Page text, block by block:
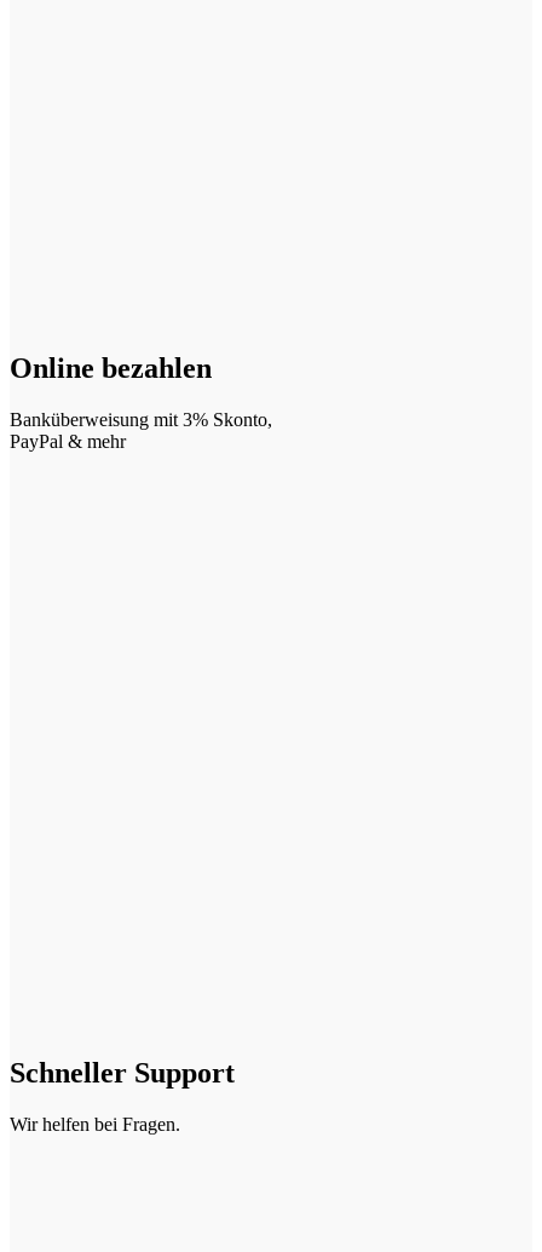
Online bezahlen
Banküberweisung mit 3% Skonto,
PayPal & mehr
Schneller Support
Wir helfen bei Fragen.